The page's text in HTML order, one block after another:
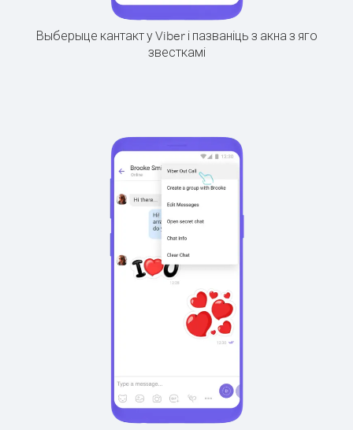
Выберыце кантакт у Viber і пазваніць з акна з яго
звесткамі